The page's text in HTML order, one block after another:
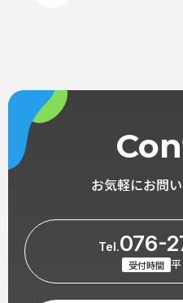
お気軽にお問
Tel.076-
受付時間